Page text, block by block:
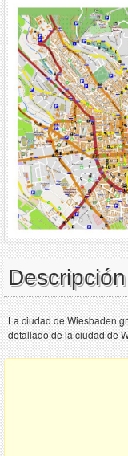
La ciudad de Wiesbaden
detallado de la ciudad de